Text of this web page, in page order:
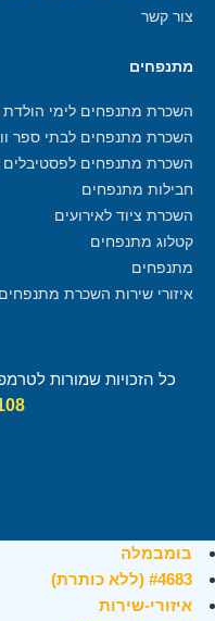
צור קשר
מתנפחים
השכרת מתנפחים לימי הולדת
השכרת מתנפחים לבתי ספר
השכרת מתנפחים לפסטיבלים
חבילות מתנפחים
השכרת ציוד לאירועים
קטלוג מתנפחים
מתנפחים
איזורי שירות השכרת מתנפחים
כל הזכויות שמורות
בומבמלה
#4683 (ללא כותרת)
איזורי-שירות